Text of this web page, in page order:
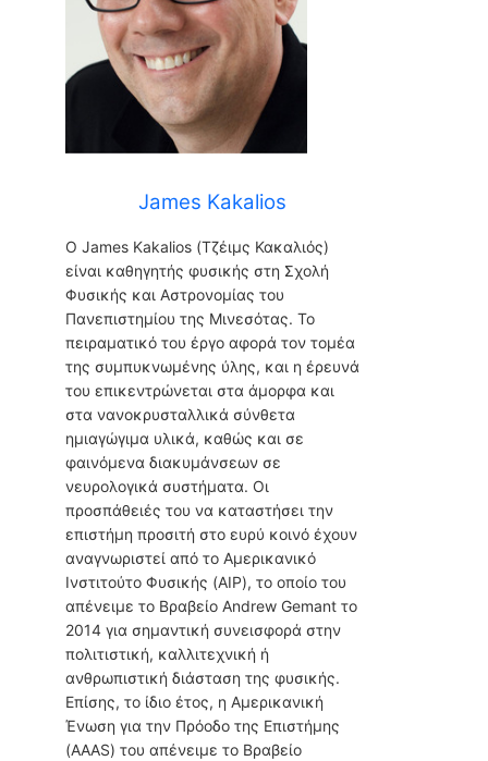
James Kakalios
Ο James Kakalios (Τζέιμς Κακαλιός)
είναι καθηγητής φυσικής στη Σχολή
Φυσικής και Αστρονομίας του
Πανεπιστημίου της Μινεσότας. Το
πειραματικό του έργο αφορά τον τομέα
της συμπυκνωμένης ύλης, και η έρευνά
του επικεντρώνεται στα άμορφα και
στα νανοκρυσταλλικά σύνθετα
ημιαγώγιμα υλικά, καθώς και σε
φαινόμενα διακυμάνσεων σε
νευρολογικά συστήματα. Οι
προσπάθειές του να καταστήσει την
επιστήμη προσιτή στο ευρύ κοινό έχουν
αναγνωριστεί από το Αμερικανικό
Ινστιτούτο Φυσικής (AIP), το οποίο του
απένειμε το Βραβείο Andrew Gemant το
2014 για σημαντική συνεισφορά στην
πολιτιστική, καλλιτεχνική ή
ανθρωπιστική διάσταση της φυσικής.
Επίσης, το ίδιο έτος, η Αμερικανική
Ένωση για την Πρόοδο της Επιστήμης
(AAAS) του απένειμε το Βραβείο